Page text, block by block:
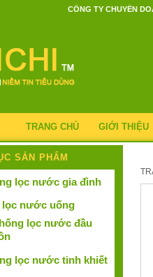
CÔNG TY CHUYÊN
TRANG CHỦ GIỚI THIỆU
SẢN PHẨM
lọc nước gia đình
lọc nước uống
lọc nước đầu
lọc nước tinh khiết